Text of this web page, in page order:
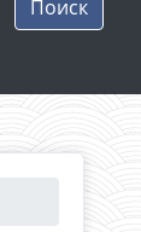
Поиск